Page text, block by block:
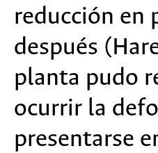
reducción en
después
planta pudo
ocurrir la
presentarse